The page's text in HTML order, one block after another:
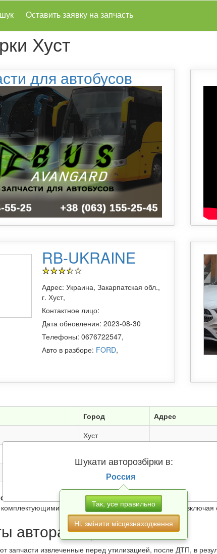
Оставить заявку на запчасть
Шукати авторозбірки в:
Россия
Так, усе правильно
Ні, змінити місцезнаходження
Хуст
для автобусов
RB-UKRAINE
Адрес: Украина, Закарпатская обл.,
г. Хуст,
Контактное лицо:
Дата обновления: 2023-08-30
Телефоны: 0676722547,
Авто в разборе: FORD,
Город Адрес
Хуст
вы можете найти всеразборки в Хуст
, продукцией
для иномарок и отечественных авто, включая
авторазборок
запчасти извлеченные перед утилизацией, после ДТП, в